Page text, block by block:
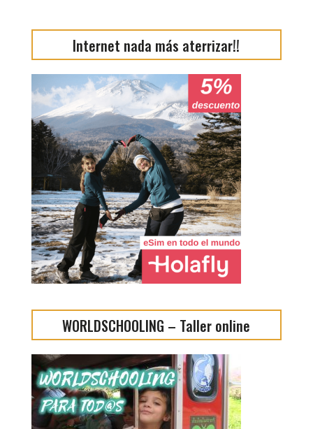
Internet nada más aterrizar!!
WORLDSCHOOLING – Taller online